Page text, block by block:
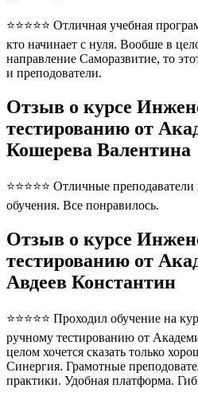
⭐⭐⭐⭐⭐ Отличная учебная
кто начинает с нуля. Вообше в
направление Саморазвитие, то
и преподователи.
Отзыв о курсе
тестированию от
Кошерева Валентина
⭐⭐⭐⭐⭐ Отличные
обучения. Все понравилось.
Отзыв о курсе
тестированию от
Авдеев Константин
⭐⭐⭐⭐⭐ Проходил обучение на
ручному тестированию от
целом хочется сказать только
Синергия. Грамотные
практики. Удобная платформа.